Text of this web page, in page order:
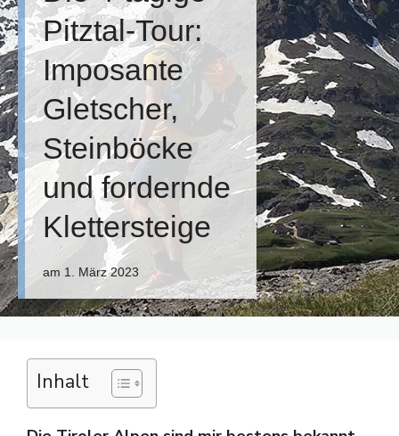
Pitztal-Tour:
Imposante
Gletscher,
Steinböcke
und fordernde
Klettersteige
am 1. März 2023
Inhalt